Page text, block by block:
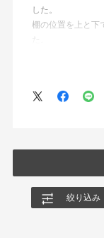
した。
棚の位置を上と下
もし下に変更し
華奢な作りに見
目下の悩みは、ケ
絞り込み